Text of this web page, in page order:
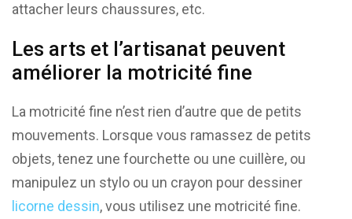
attacher leurs chaussures, etc.
Les arts et l’artisanat peuvent
améliorer la motricité fine
La motricité fine n’est rien d’autre que de petits
mouvements. Lorsque vous ramassez de petits
objets, tenez une fourchette ou une cuillère, ou
manipulez un stylo ou un crayon pour dessiner
licorne dessin, vous utilisez une motricité fine.